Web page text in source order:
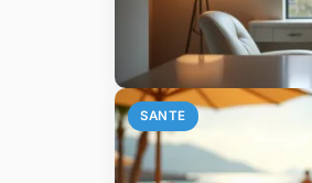
SANTE